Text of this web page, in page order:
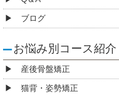
ブログ
お悩み別コース紹介
産後骨盤矯正
猫背・姿勢矯正